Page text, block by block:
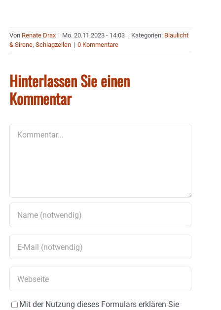
Von Renate Drax | Mo. 20.11.2023 - 14:03 | Kategorien: Blaulicht
& Sirene, Schlagzeilen | 0 Kommentare
Hinterlassen Sie einen
Kommentar
Mit der Nutzung dieses Formulars erklären Sie